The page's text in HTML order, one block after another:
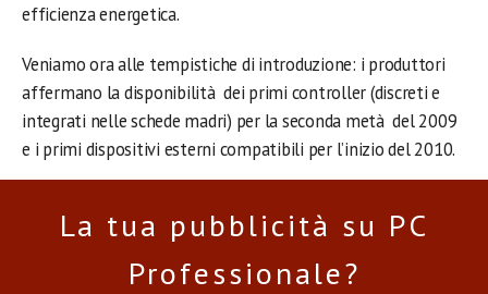
efficienza energetica.
Veniamo ora alle tempistiche di introduzione: i produttori
affermano la disponibilità dei primi controller (discreti e
integrati nelle schede madri) per la seconda metà del 2009
e i primi dispositivi esterni compatibili per l’inizio del 2010.
La tua pubblicità su PC
Professionale?